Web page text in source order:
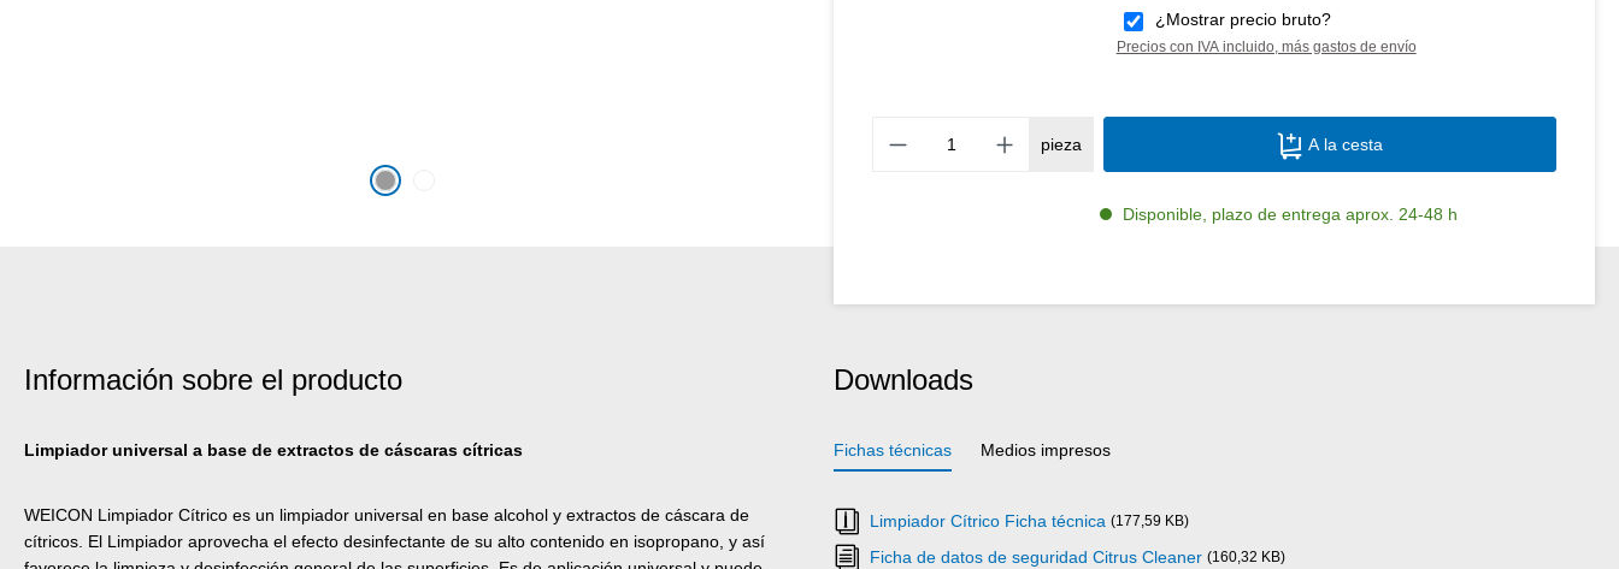
¿Mostrar precio bruto?
Precios con IVA incluido, más gastos de envío
Cantidad del producto: introduce la
pieza A la cesta
Disponible, plazo de entrega aprox. 24-48 h
Información sobre el producto
Limpiador universal a base de extractos de cáscaras cítricas
WEICON Limpiador Cítrico es un limpiador universal en base alcohol y extractos de cáscara de
cítricos. El Limpiador aprovecha el efecto desinfectante de su alto contenido en isopropano, y así
Downloads
Fichas técnicas Medios impresos
Limpiador Cítrico Ficha técnica (177,59 KB)
Ficha de datos de seguridad Citrus Cleaner (160,32 KB)